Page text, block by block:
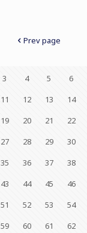
Prev page
3 4 5 6
11 12 13 14
19 20 21 22
27 28 29 30
35 36 37 38
43 44 45 46
51 52 53 54
59 60 61 62